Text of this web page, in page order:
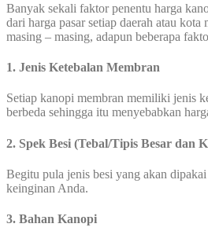
Banyak sekali faktor penentu harga
dari harga pasar setiap daerah atau
masing – masing, adapun beberapa
1. Jenis Ketebalan Membran
Setiap kanopi membran memiliki jenis
berbeda sehingga itu menyebabkan
2. Spek Besi (Tebal/Tipis Besar dan
Begitu pula jenis besi yang akan
keinginan Anda.
3. Bahan Kanopi